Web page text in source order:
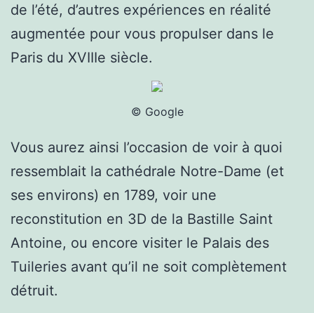
de l’été, d’autres expériences en réalité
augmentée pour vous propulser dans le
Paris du XVIIIe siècle.
© Google
Vous aurez ainsi l’occasion de voir à quoi
ressemblait la cathédrale Notre-Dame (et
ses environs) en 1789, voir une
reconstitution en 3D de la Bastille Saint
Antoine, ou encore visiter le Palais des
Tuileries avant qu’il ne soit complètement
détruit.